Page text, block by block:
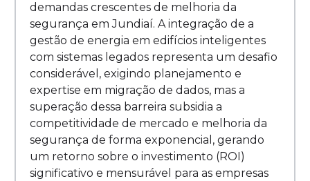
demandas crescentes de melhoria da
segurança em Jundiaí. A integração de a
gestão de energia em edifícios inteligentes
com sistemas legados representa um desafio
considerável, exigindo planejamento e
expertise em migração de dados, mas a
superação dessa barreira subsidia a
competitividade de mercado e melhoria da
segurança de forma exponencial, gerando
um retorno sobre o investimento (ROI)
significativo e mensurável para as empresas